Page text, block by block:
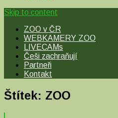
Skip to content
ZOO v ČR
WEBKAMERY ZOO
LIVECAMs
Češi zachraňují
Partneři
Kontakt
Štítek: ZOO